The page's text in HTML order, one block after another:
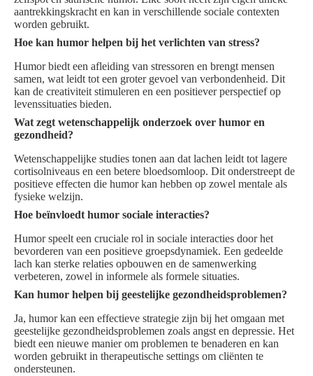
aantrekkingskracht en kan in verschillende sociale contexten
worden gebruikt.
Hoe kan humor helpen bij het verlichten van stress?
Humor biedt een afleiding van stressoren en brengt mensen
samen, wat leidt tot een groter gevoel van verbondenheid. Dit
kan de creativiteit stimuleren en een positiever perspectief op
levenssituaties bieden.
Wat zegt wetenschappelijk onderzoek over humor en
gezondheid?
Wetenschappelijke studies tonen aan dat lachen leidt tot lagere
cortisolniveaus en een betere bloedsomloop. Dit onderstreept de
positieve effecten die humor kan hebben op zowel mentale als
fysieke welzijn.
Hoe beïnvloedt humor sociale interacties?
Humor speelt een cruciale rol in sociale interacties door het
bevorderen van een positieve groepsdynamiek. Een gedeelde
lach kan sterke relaties opbouwen en de samenwerking
verbeteren, zowel in informele als formele situaties.
Kan humor helpen bij geestelijke gezondheidsproblemen?
Ja, humor kan een effectieve strategie zijn bij het omgaan met
geestelijke gezondheidsproblemen zoals angst en depressie. Het
biedt een nieuwe manier om problemen te benaderen en kan
worden gebruikt in therapeutische settings om cliënten te
ondersteunen.